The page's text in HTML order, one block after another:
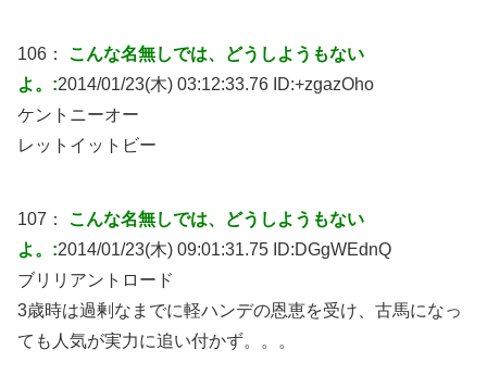
106： こんな名無しでは、どうしようもない
よ。:2014/01/23(木) 03:12:33.76 ID:+zgazOho
ケントニーオー
レットイットビー
107： こんな名無しでは、どうしようもない
よ。:2014/01/23(木) 09:01:31.75 ID:DGgWEdnQ
ブリリアントロード
3歳時は過剰なまでに軽ハンデの恩恵を受け、古馬になっ
ても人気が実力に追い付かず。。。